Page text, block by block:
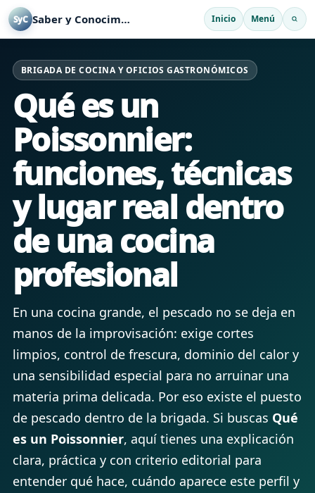
SyC Saber y Conocimiento Inicio Menú
BRIGADA DE COCINA Y OFICIOS GASTRONÓMICOS
Qué es un
Poissonnier:
funciones, técnicas
y lugar real dentro
de una cocina
profesional
En una cocina grande, el pescado no se deja en
manos de la improvisación: exige cortes
limpios, control de frescura, dominio del calor y
una sensibilidad especial para no arruinar una
materia prima delicada. Por eso existe el puesto
de pescado dentro de la brigada. Si buscas Qué
es un Poissonnier, aquí tienes una explicación
clara, práctica y con criterio editorial para
entender qué hace, cuándo aparece este perfil y